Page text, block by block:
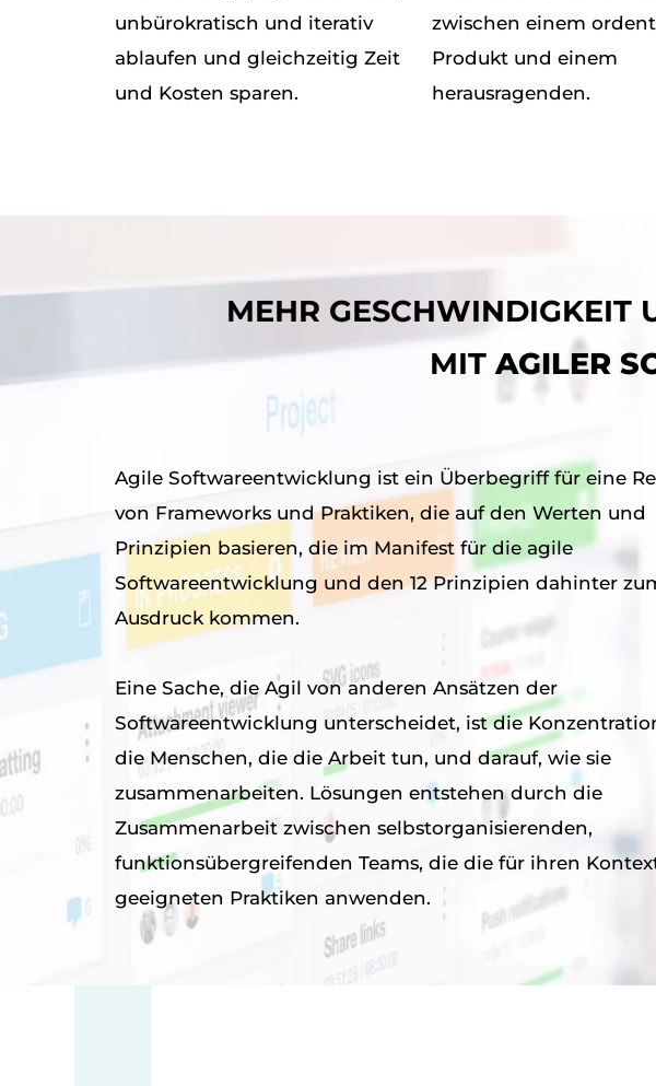
unbürokratisch und iterativ
ablaufen und gleichzeitig Zeit
und Kosten sparen.
zwischen einem
Produkt und einem
herausragenden.
MEHR GESCHWINDIGKEIT
MIT AGILER
Agile Softwareentwicklung ist ein Überbegriff für eine
von Frameworks und Praktiken, die auf den Werten und
Prinzipien basieren, die im Manifest für die agile
Softwareentwicklung und den 12 Prinzipien dahinter
Ausdruck kommen.
Eine Sache, die Agil von anderen Ansätzen der
Softwareentwicklung unterscheidet, ist die
die Menschen, die die Arbeit tun, und darauf, wie sie
zusammenarbeiten. Lösungen entstehen durch die
Zusammenarbeit zwischen selbstorganisierenden,
funktionsübergreifenden Teams, die die für ihren
geeigneten Praktiken anwenden.